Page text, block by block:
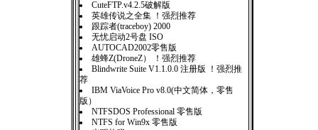
CuteFTP.v4.2.5破解版
英雄传说之全集 ！强烈推荐
跟踪者(traceboy) 2000
无忧启动2号盘 ISO
AUTOCAD2002零售版
雄蜂Z(DroneZ） ！强烈推荐
Blindwrite Suite V1.1.0.0 注册版 ！强烈推
荐
IBM ViaVoice Pro v8.0(中文简体，零售
版）
NTFSDOS Professional 零售版
NTFS for Win9x 零售版